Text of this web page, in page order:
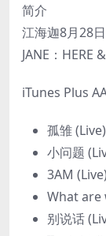
简介
江海迦8月28
JANE：HERE
iTunes Plus
孤雏 (Live)
小问题
3AM (Live)
What are
别说话